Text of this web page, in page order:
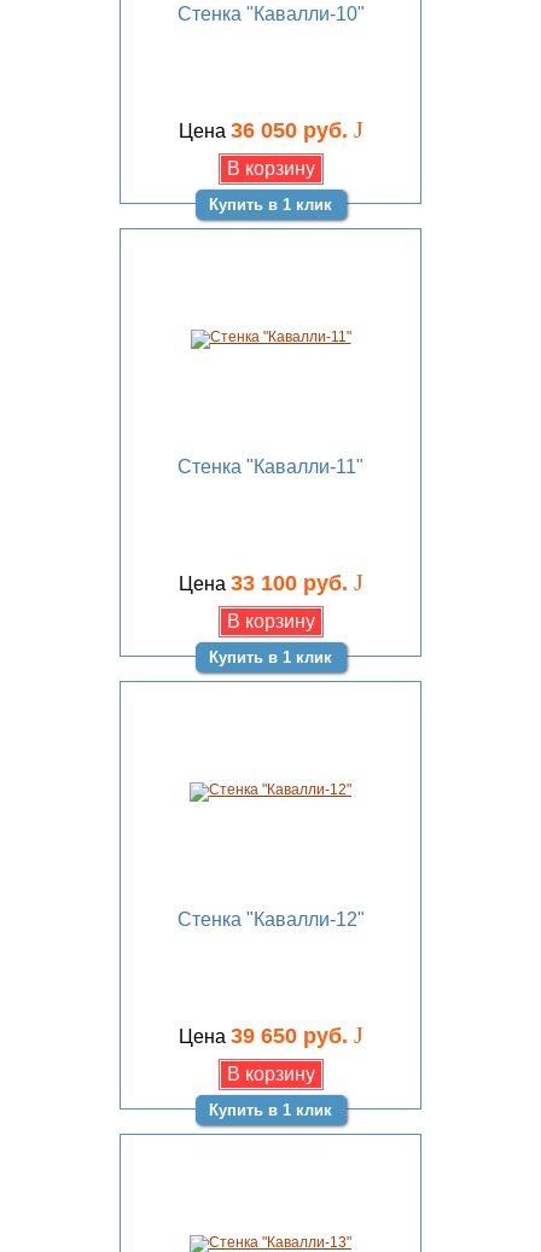
Стенка "Кавалли-10"
Цена 36 050 руб. J
Купить в 1 клик
Стенка "Кавалли-11"
Цена 33 100 руб. J
Купить в 1 клик
Стенка "Кавалли-12"
Цена 39 650 руб. J
Купить в 1 клик